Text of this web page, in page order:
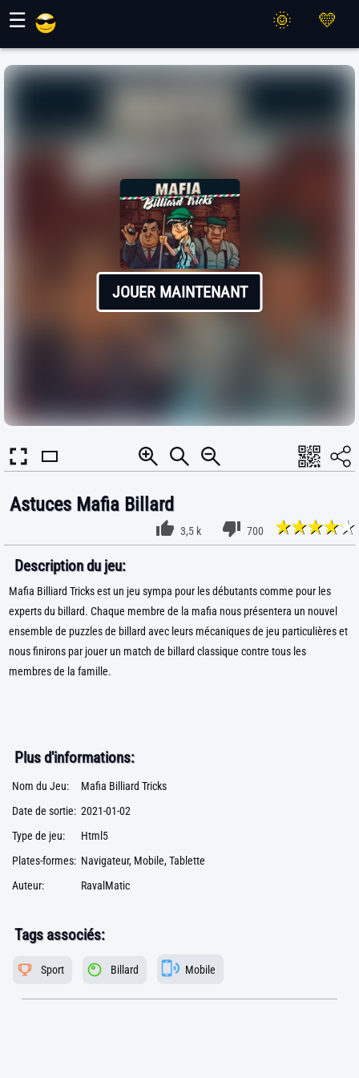
☰
JOUER MAINTENANT
Astuces Mafia Billard
3,5 k 700
Description du jeu:
Mafia Billiard Tricks est un jeu sympa pour les débutants comme pour les
experts du billard. Chaque membre de la mafia nous présentera un nouvel
ensemble de puzzles de billard avec leurs mécaniques de jeu particulières et
nous finirons par jouer un match de billard classique contre tous les
membres de la famille.
Plus d'informations:
Nom du Jeu:
Mafia Billiard Tricks
Date de sortie: 2021-01-02
Type de jeu:
Html5
Plates-formes: Navigateur, Mobile, Tablette
Auteur:
RavalMatic
Tags associés:
Sport Billard Mobile